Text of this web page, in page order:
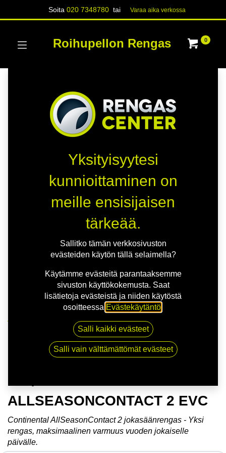
Soita020 7348780 tai Varaa aika verk​​​​ossa
Roihupellon Rengas 0
175/60R18 85H CONTINENTAL
ALLSEASONCONTACT 2 EVC
ALLSEASONCONTACT 2 EVC
Continental AllSeasonContact 2 jokasäänrengas - Yksi
rengas, maksimaalinen varmuus vuoden jokaiselle
päivälle.
Yksityisyytesi
kunnioittaminen on
meille ensisijaisen
tärkeää.
Sallitko tämän verkkosivuston
evästeiden käytön tällä selaimella?
Käytämme evästeitä parantaaksemme
sivuston käyttökokemusta. Saat
lisätietoja evästeistä ja niiden käytöstä
osoitteessa Evästekäytäntö
Salli kaikki evästeet
Salli vain välttämättömät evästeet